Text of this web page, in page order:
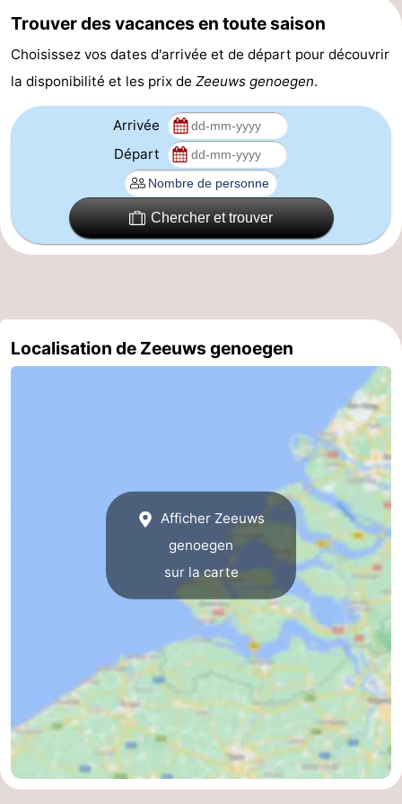
golf
Sportive
Equitation
Conduite
l'anneau
et
Événements
Route
Adresses
Brouwershaven
Nature
Oosterschelde
Burgh
Haamstede
-
Nature
Walcheren
Trouver des vacances en toute saison
Choisissez vos dates d'arrivée et de départ pour découvrir
la disponibilité et les prix de Zeeuws genoegen.
Arrivée
Départ
Chercher et trouver
Localisation de Zeeuws genoegen
Afficher Zeeuws
genoegen
sur la carte